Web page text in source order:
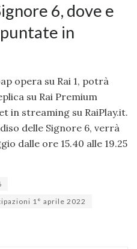
6, dove e
in
opera su Rai 1, potrà
su Rai Premium
in streaming su RaiPlay.it.
delle Signore 6, verrà
dalle ore 15.40 alle 19.25
1° aprile 2022